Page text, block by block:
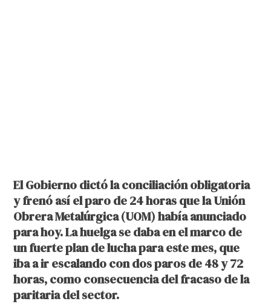
El Gobierno dictó la conciliación obligatoria
y frenó así el paro de 24 horas que la Unión
Obrera Metalúrgica (UOM) había anunciado
para hoy. La huelga se daba en el marco de
un fuerte plan de lucha para este mes, que
iba a ir escalando con dos paros de 48 y 72
horas, como consecuencia del fracaso de la
paritaria del sector.